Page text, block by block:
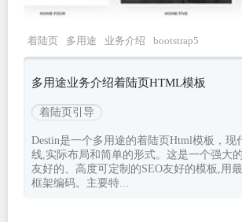
着陆页 多用途 业务介绍 bootstrap5
多用途业务介绍着陆页HTML模板
着陆页引导
Destin是一个多用途的着陆页Html模板，现
线,实际布局和简单的形式。这是一个强大
友好的、高度可定制的SEO友好的模板,用
框架编码。主要特...